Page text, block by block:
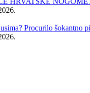
Procurilo šokantno